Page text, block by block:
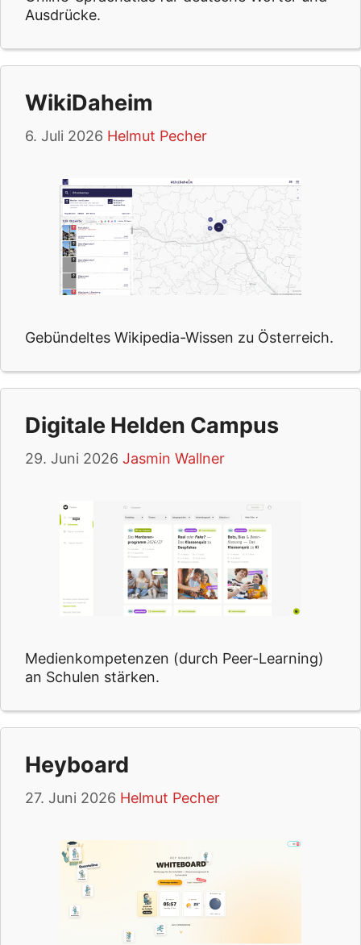
Ausdrücke.
WikiDaheim
6. Juli 2026 Helmut Pecher
Gebündeltes Wikipedia-Wissen zu Österreich.
Digitale Helden Campus
29. Juni 2026 Jasmin Wallner
Medienkompetenzen (durch Peer-Learning)
an Schulen stärken.
Heyboard
27. Juni 2026 Helmut Pecher